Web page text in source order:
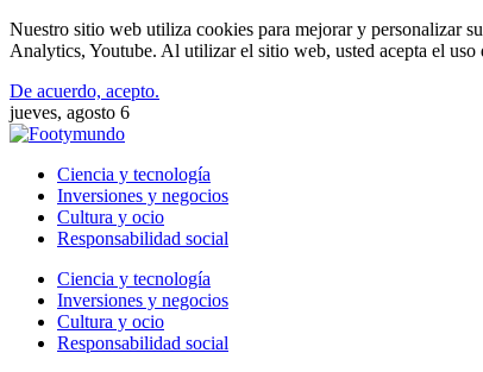
Nuestro sitio web utiliza cookies para mejorar y personalizar
Analytics, Youtube. Al utilizar el sitio web, usted acepta el
De acuerdo, acepto.
jueves, agosto 6
Ciencia y tecnología
Inversiones y negocios
Cultura y ocio
Responsabilidad social
Ciencia y tecnología
Inversiones y negocios
Cultura y ocio
Responsabilidad social